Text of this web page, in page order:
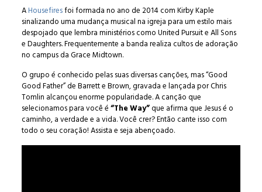
AHousefiresfoi formada no ano de 2014 com Kirby Kaple
sinalizando uma mudança musical na igreja para um estilo mais
despojado que lembra ministérios como United Pursuit e All Sons
e Daughters. Frequentemente a banda realiza cultos de adoração
no campus da Grace Midtown.
O grupo é conhecido pelas suas diversas canções, mas “Good
Good Father” de Barrett e Brown, gravada e lançada por Chris
Tomlin alcançou enorme popularidade. A canção que
selecionamos para você é“The Way”que afirma que Jesus é o
caminho, a verdade e a vida. Você crer? Então cante isso com
todo o seu coração! Assista e seja abençoado.